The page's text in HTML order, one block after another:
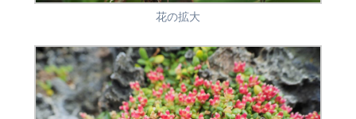
花の拡大